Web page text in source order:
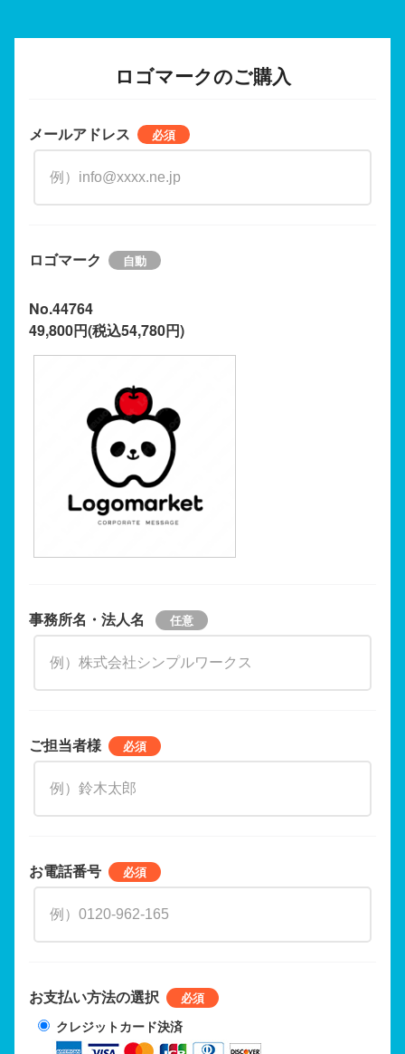
ロゴマークのご購入
メールアドレス
ロゴマーク
No.44764
49,800円(税込54,780円)
事務所名・法人名
ご担当者様
お電話番号
お支払い方法の選択
クレジットカード決済